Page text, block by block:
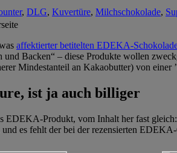
, DLG, Kuvertüre, Milchschokolade,
affektierter betitelten EDEKA-
Backen“ – diese Produkte wollen
Mindestanteil an Kakaobutter) von einer
ist ja auch billiger
EDEKA-Produkt, vom Inhalt her fast
es fehlt der bei der rezensierten